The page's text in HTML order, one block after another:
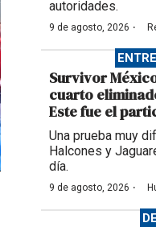
autoridades.
9 de agosto, 2026 ·
Survivor
cuarto
Este fue el
Una prueba muy
Halcones y
día.
9 de agosto, 2026 ·